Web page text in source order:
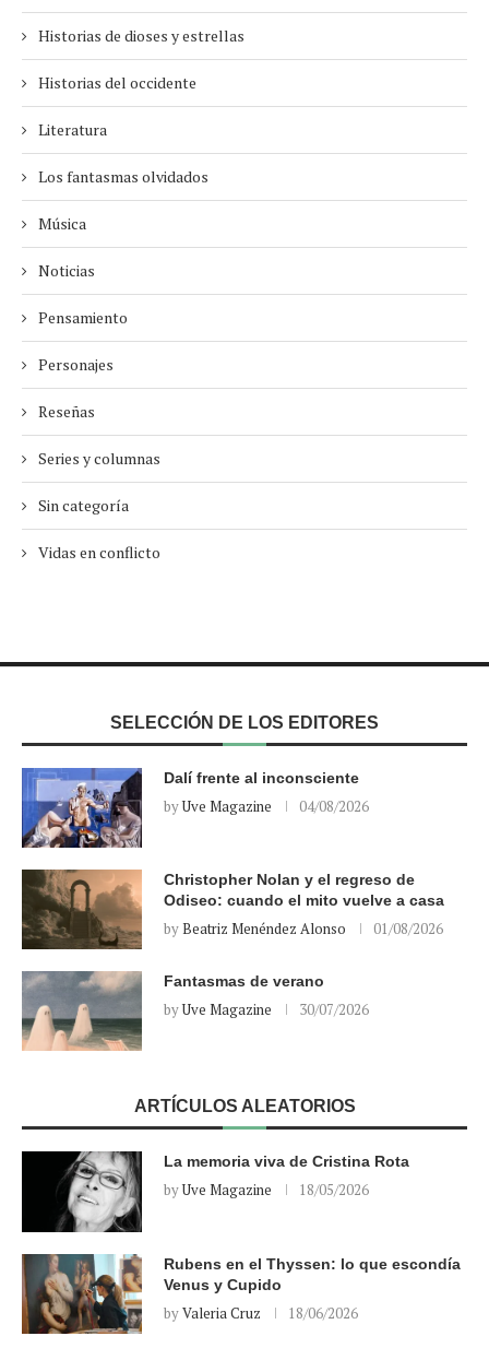
Historias de dioses y estrellas
Historias del occidente
Literatura
Los fantasmas olvidados
Música
Noticias
Pensamiento
Personajes
Reseñas
Series y columnas
Sin categoría
Vidas en conflicto
SELECCIÓN DE LOS EDITORES
Dalí frente al inconsciente
byUve Magazine 04/08/2026
Christopher Nolan y el regreso de
Odiseo: cuando el mito vuelve a casa
byBeatriz Menéndez Alonso 01/08/2026
Fantasmas de verano
byUve Magazine 30/07/2026
ARTÍCULOS ALEATORIOS
La memoria viva de Cristina Rota
byUve Magazine 18/05/2026
Rubens en el Thyssen: lo que escondía
Venus y Cupido
byValeria Cruz 18/06/2026